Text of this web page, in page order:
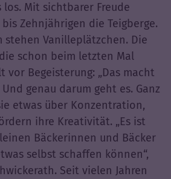
Mit sichtbarer Freude
Zehnjährigen die Teigberge.
stehen Vanilleplätzchen. Die
schon beim letzten Mal
vor Begeisterung: „Das macht
genau darum geht es. Ganz
etwas über Konzentration,
ihre Kreativität. „Es ist
Bäckerinnen und Bäcker
selbst schaffen können“,
Seit vielen Jahren